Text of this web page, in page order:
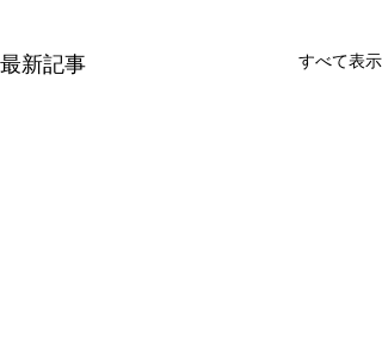
最新記事 すべて表示